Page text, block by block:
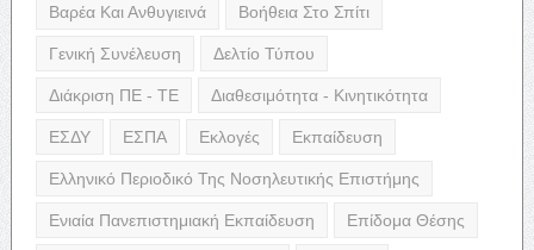
Βαρέα Και Ανθυγιεινά Βοήθεια Στο Σπίτι
Γενική Συνέλευση Δελτίο Τύπου
Διάκριση ΠΕ - ΤΕ Διαθεσιμότητα - Κινητικότητα
ΕΣΔΥ ΕΣΠΑ Εκλογές Εκπαίδευση
Ελληνικό Περιοδικό Της Νοσηλευτικής Επιστήμης
Ενιαία Πανεπιστημιακή Εκπαίδευση Επίδομα Θέσης